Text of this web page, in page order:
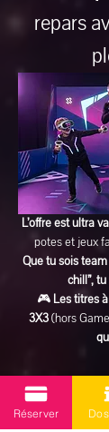
repars
L’offre est ultra
potes et jeux
Que tu sois
chill”,
🎮 Les titres
3X3 (hors
Réserver